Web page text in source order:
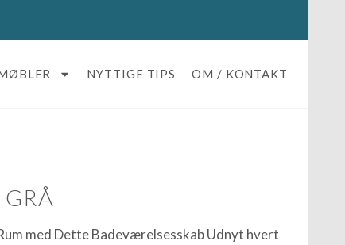
NYTTIGE TIPS OM / KONTAKT
med Dette Badeværelsesskab Udnyt hvert